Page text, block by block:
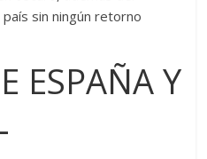
sin ningún retorno
ESPAÑA Y